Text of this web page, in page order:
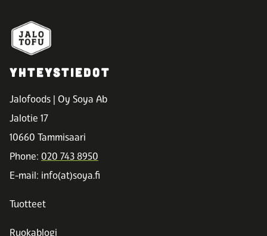
YHTEYSTIEDOT
Jalofoods | Oy Soya Ab
Jalotie 17
10660 Tammisaari
Phone: 020 743 8950
E-mail: info(at)soya.fi
Tuotteet
Ruokablogi